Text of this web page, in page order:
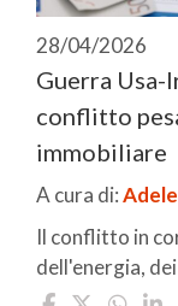
28/04/2026
Guerra Usa-
conflitto
immobiliare
A cura di:
Il conflitto in
dell'energia,